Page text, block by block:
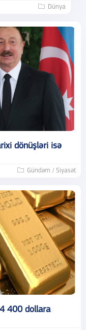
Dünya
dönüşləri isə
Gündəm / Siyasət
4 400 dollara